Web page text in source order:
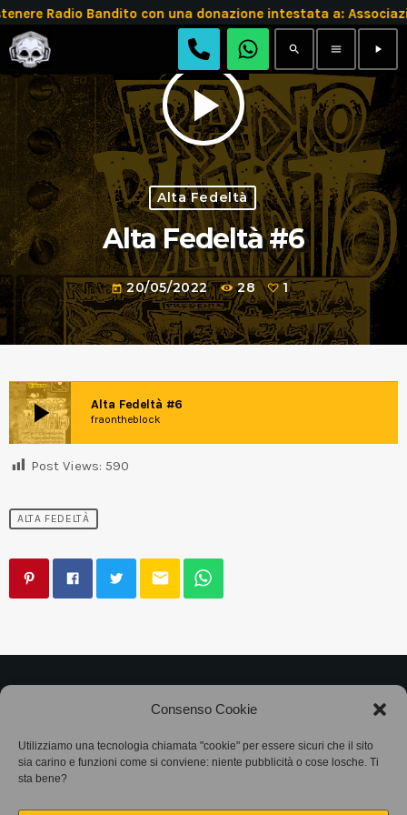
Consenso Cookie
Utilizziamo una tecnologia chiamata "cookie" per essere sicuri che il sito
sia carino e funzioni come si conviene: niente pubblicità o cose losche. Ti
sta bene?
Radio Bandito con una donazione intestata a:
search menu play_arrow
play_arrow
Alta Fedeltà
Alta Fedeltà #6
today 20/05/2022 28 1
play_arrow Alta Fedeltà #6
fraontheblock
Post Views: 590
ALTA FEDELTÀ
email
Associazione Bandito • CF 97882400019 •
Privacy Policy•Cookie Policy (UE) • Protocollo
SIAE 7425